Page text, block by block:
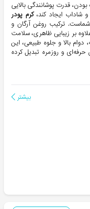
قدرت پوشانندگی بالایی
شاداب ایجاد کند،کرم پودر
ترکیب روغن آرگان و
بر زیبایی ظاهری، سلامت
بالا و جلوه طبیعی، این
و روزمره تبدیل کرده
بیشتر